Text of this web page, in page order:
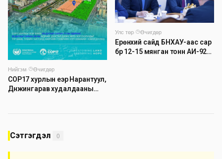
Нийгэм·
Өчигдөр
COP17 хурлын үеэр Нарантуул,
Дүнжингарав худалдааны
Улс төр·
Өчигдөр
Ерөнхий сайд БНХАУ-аас сар
бүр 12-15 мянган тонн АИ-92
Сэтгэгдэл 0